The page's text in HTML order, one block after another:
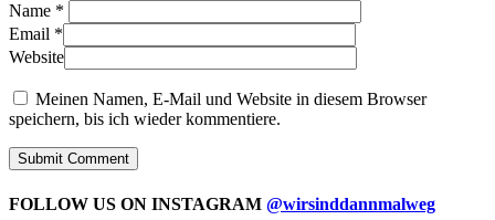
Name *
Email *
Website
Meinen Namen, E-Mail und Website in diesem Browser
speichern, bis ich wieder kommentiere.
FOLLOW US ON INSTAGRAM @wirsinddannmalweg